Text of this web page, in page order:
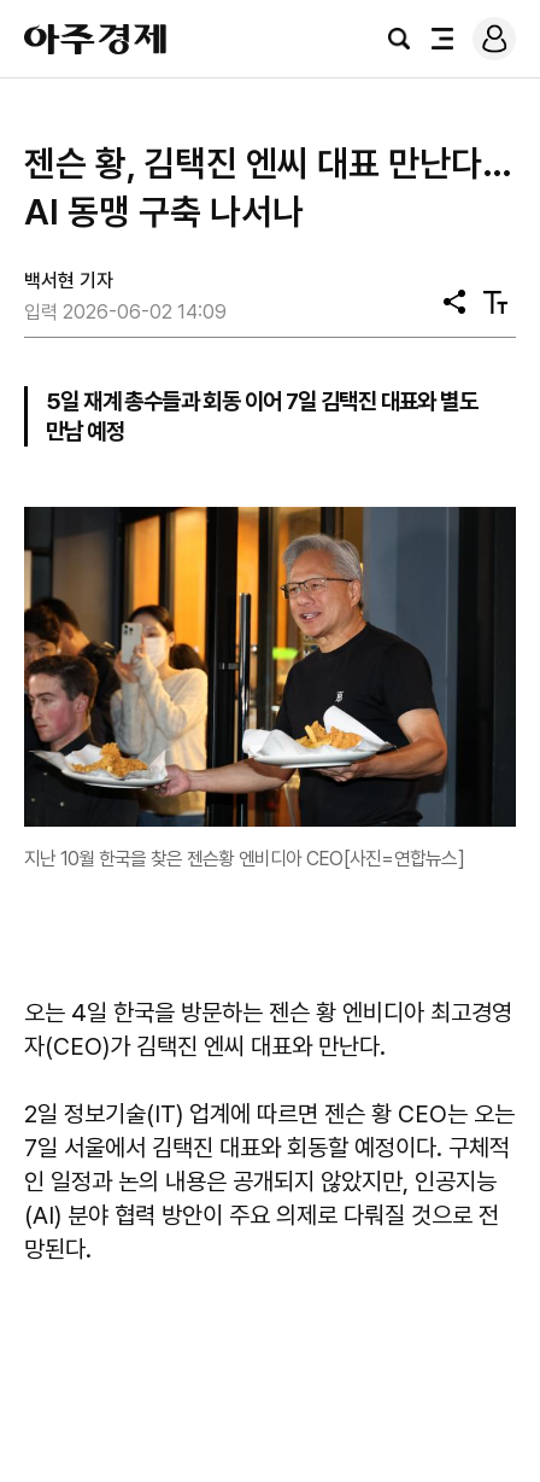
아
주
경
검
전
로
그
젠슨 황, 김택진 엔씨 대표 만난다…
AI 동맹 구축 나서나
백서현 기자
입력 2026-06-02 14:09
공
유
텍
스
5일 재계 총수들과 회동 이어 7일 김택진 대표와 별도
만남 예정
지난 10월 한국을 찾은 젠슨황 엔비디아 CEO[사진=연합뉴스]
오는 4일 한국을 방문하는 젠슨 황 엔비디아 최고경영
자(CEO)가 김택진 엔씨 대표와 만난다.
2일 정보기술(IT) 업계에 따르면 젠슨 황 CEO는 오는
7일 서울에서 김택진 대표와 회동할 예정이다. 구체적
인 일정과 논의 내용은 공개되지 않았지만, 인공지능
(AI) 분야 협력 방안이 주요 의제로 다뤄질 것으로 전
망된다.